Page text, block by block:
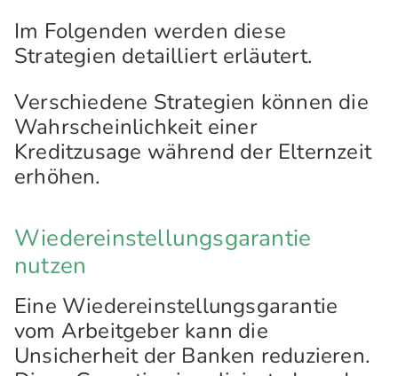
Im Folgenden werden diese
Strategien detailliert erläutert.
Verschiedene Strategien können die
Wahrscheinlichkeit einer
Kreditzusage während der Elternzeit
erhöhen.
Wiedereinstellungsgarantie
nutzen
Eine Wiedereinstellungsgarantie
vom Arbeitgeber kann die
Unsicherheit der Banken reduzieren.